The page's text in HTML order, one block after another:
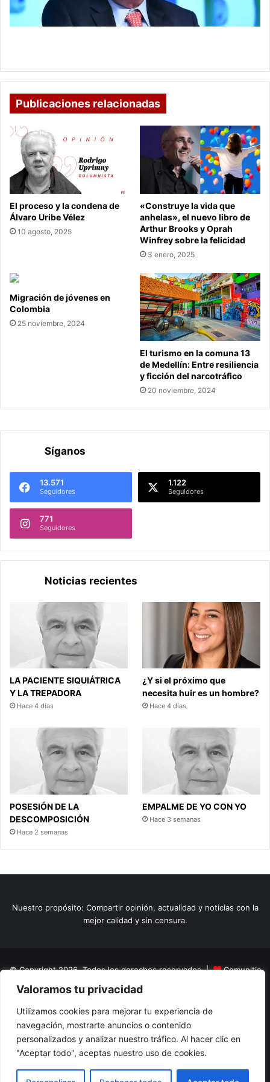
Valoramos tu privacidad
Utilizamos cookies para mejorar tu experiencia de
navegación, mostrarte anuncios o contenido
personalizados y analizar nuestro tráfico. Al hacer clic en
"Aceptar todo", aceptas nuestro uso de cookies.
es
una
Publicaciones relacionadas
El proceso y la condena de
Álvaro Uribe Vélez
10 agosto, 2025
«Construye la vida que
anhelas», el nuevo libro de
Arthur Brooks y Oprah
Winfrey sobre la felicidad
3 enero, 2025
Migración de jóvenes en
Colombia
25 noviembre, 2024
El turismo en la comuna 13
de Medellín: Entre resiliencia
y ficción del narcotráfico
20 noviembre, 2024
Síganos
13.571
Seguidores
1.122
Seguidores
771
Seguidores
Noticias recientes
LA PACIENTE SIQUIÁTRICA
Y LA TREPADORA
Hace 4 días
¿Y si el próximo que
necesita huir es un hombre?
Hace 4 días
POSESIÓN DE LA
DESCOMPOSICIÓN
Hace 2 semanas
EMPALME DE YO CON YO
Hace 3 semanas
Nuestro propósito: Compartir opinión, actualidad y noticias con la
mejor calidad y sin censura.
© Copyright 2026, Todos los derechos reservados |
Comunitic
SAS BICNit 901228106
Home
Actualidad Variedades Opinion Turismo
El Tinteadero
Caricaturas Reportajes
FacebookYouTubeInstagram